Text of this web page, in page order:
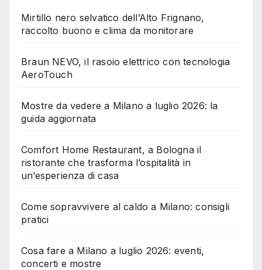
Mirtillo nero selvatico dell’Alto Frignano,
raccolto buono e clima da monitorare
Braun NEVO, il rasoio elettrico con tecnologia
AeroTouch
Mostre da vedere a Milano a luglio 2026: la
guida aggiornata
Comfort Home Restaurant, a Bologna il
ristorante che trasforma l’ospitalità in
un’esperienza di casa
Come sopravvivere al caldo a Milano: consigli
pratici
Cosa fare a Milano a luglio 2026: eventi,
concerti e mostre